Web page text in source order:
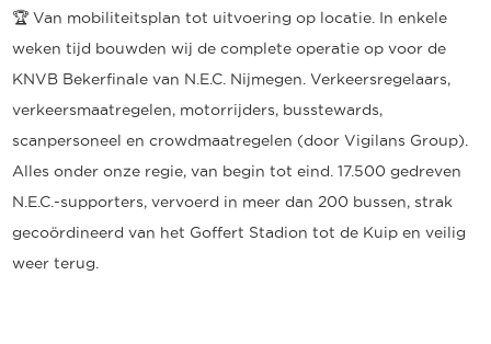
🏆 Van mobiliteitsplan tot uitvoering op locatie. In enkele
weken tijd bouwden wij de complete operatie op voor de
KNVB Bekerfinale van N.E.C. Nijmegen. Verkeersregelaars,
verkeersmaatregelen, motorrijders, busstewards,
scanpersoneel en crowdmaatregelen (door Vigilans Group).
Alles onder onze regie, van begin tot eind. 17.500 gedreven
N.E.C.-supporters, vervoerd in meer dan 200 bussen, strak
gecoördineerd van het Goffert Stadion tot de Kuip en veilig
weer terug.